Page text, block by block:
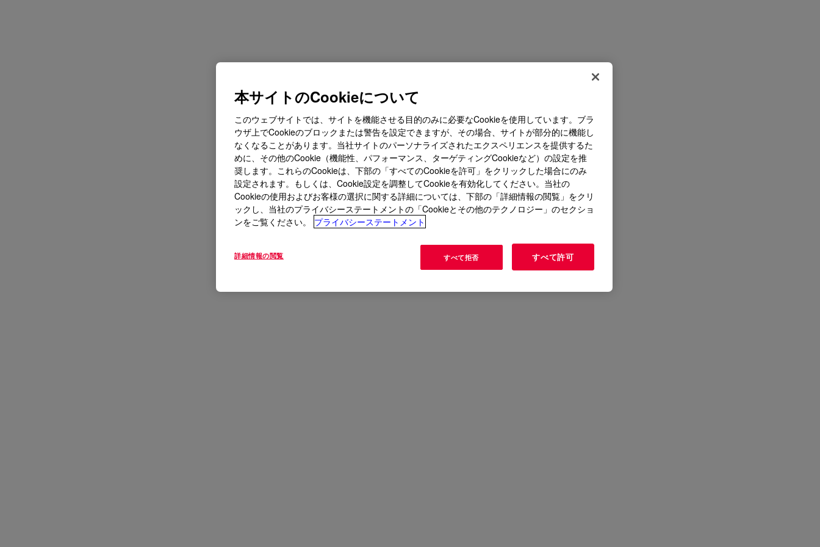
本サイトのCookieについて
このウェブサイトでは、サイトを機能させる目的のみに必要なCookieを使用しています。ブラ
ウザ上でCookieのブロックまたは警告を設定できますが、その場合、サイトが部分的に機能し
なくなることがあります。当社サイトのパーソナライズされたエクスペリエンスを提供するた
めに、その他のCookie（機能性、パフォーマンス、ターゲティングCookieなど）の設定を推
奨します。これらのCookieは、下部の「すべてのCookieを許可」をクリックした場合にのみ
設定されます。もしくは、Cookie設定を調整してCookieを有効化してください。当社の
Cookieの使用およびお客様の選択に関する詳細については、下部の「詳細情報の閲覧」をクリ
ックし、当社のプライバシーステートメントの「Cookieとその他のテクノロジー」のセクショ
ンをご覧ください。
プライバシーステートメント
詳細情報の閲覧 すべて拒否 すべて許可